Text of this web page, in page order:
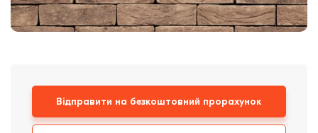
Клінкерная плитка
Будівельні суміші
Відправити на безкоштовний прорахунок